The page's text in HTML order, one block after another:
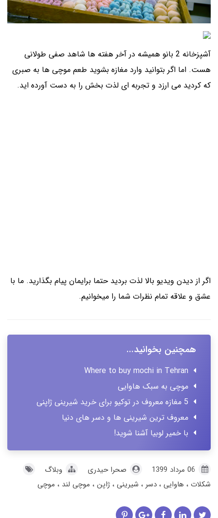
آشپزخانه 2 بانو همیشه در آخر هفته ها شاهد صفی طولانی
هست. اما اگر بتوانید وارد مغازه بشوید طعم موچی ها به صبری
که کردید می ارزد و تجربه ای لذت بخش را به دست آورده اید.
اگر از دیدن ویدیو بالا لذت بردید حتما برایمان پیام بگذارید. ما با
عشق و علاقه تمام نظرات شما را میخوانیم.
همچنین بخوانید...
Where to buy mochi in Tehran
موچی به سبک هاوایی
5 مغازه معروف در توکیو برای خرید شیرینی ژاپنی
معروف ترین شیرینی ها و دسر های دنیا
با خمیر لوبیا آشنا شوید!
صحرا حیدری
وبلاگ
شکلات
هاوایی دسر شیرینی ژاپن موچی لند موچی